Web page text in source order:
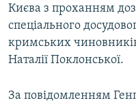
Києва з проханням
спеціального
кримських
Наталії Поклонської.
За повідомленням